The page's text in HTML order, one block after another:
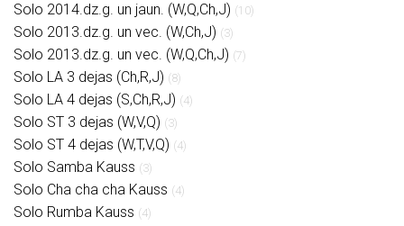
Solo 2014.dz.g. un jaun. (W,Q,Ch,J) (10)
Solo 2013.dz.g. un vec. (W,Ch,J) (3)
Solo 2013.dz.g. un vec. (W,Q,Ch,J) (7)
Solo LA 3 dejas (Ch,R,J) (8)
Solo LA 4 dejas (S,Ch,R,J) (4)
Solo ST 3 dejas (W,V,Q) (3)
Solo ST 4 dejas (W,T,V,Q) (4)
Solo Samba Kauss (3)
Solo Cha cha cha Kauss (4)
Solo Rumba Kauss (4)